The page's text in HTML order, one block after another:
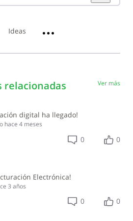
Ideas •••
relacionadas Ver más
digital ha llegado!
hace 4 meses
0 0
Electrónica!
3 años
0 0